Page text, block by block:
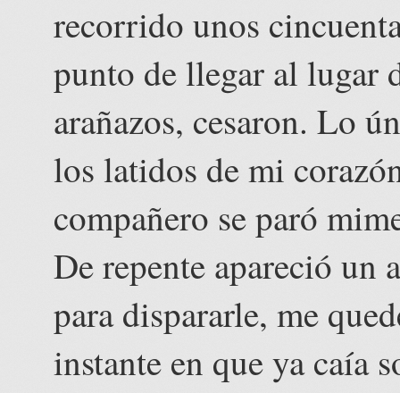
recorrido unos
punto de llegar al lugar
arañazos, cesaron. Lo
los latidos de mi
compañero se paró
De repente apareció
para dispararle, me
instante en que ya caía